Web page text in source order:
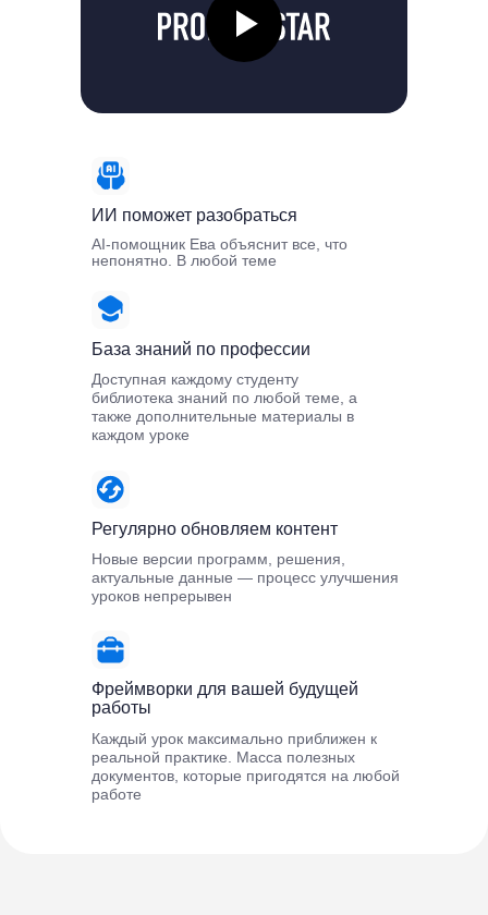
ИИ поможет разобраться
AI-помощник Ева объяснит все, что
непонятно. В любой теме
База знаний по профессии
Доступная каждому студенту
библиотека знаний по любой теме, а
также дополнительные материалы в
каждом уроке
Регулярно обновляем контент
Новые версии программ, решения,
актуальные данные — процесс улучшения
уроков непрерывен
Фреймворки для вашей будущей
работы
Каждый урок максимально приближен к
реальной практике. Масса полезных
документов, которые пригодятся на любой
работе